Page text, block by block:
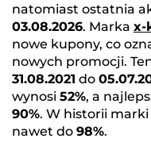
natomiast ostatnia
03.08.2026. Marka x-
nowe kupony, co
nowych promocji.
31.08.2021 do
wynosi 52%, a
90%. W historii
nawet do 98%.